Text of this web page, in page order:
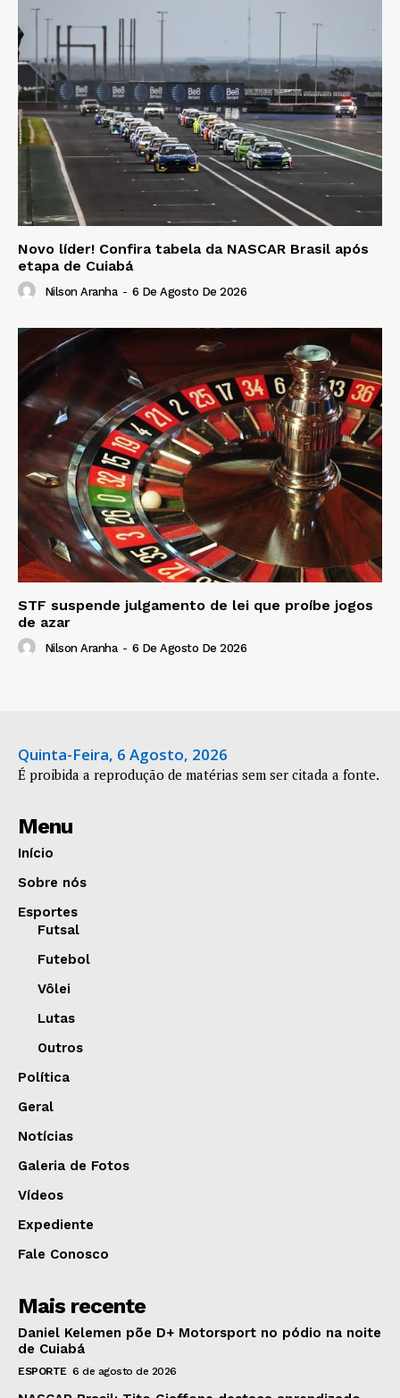
Novo líder! Confira tabela da NASCAR Brasil após
etapa de Cuiabá
Nilson Aranha - 6 De Agosto De 2026
STF suspende julgamento de lei que proíbe jogos
de azar
Nilson Aranha - 6 De Agosto De 2026
Quinta-Feira, 6 Agosto, 2026
É proibida a reprodução de matérias sem ser citada a fonte.
Menu
Início
Sobre nós
Esportes
Futsal
Futebol
Vôlei
Lutas
Outros
Política
Geral
Notícias
Galeria de Fotos
Vídeos
Expediente
Fale Conosco
Mais recente
Daniel Kelemen põe D+ Motorsport no pódio na noite
de Cuiabá
ESPORTE 6 de agosto de 2026